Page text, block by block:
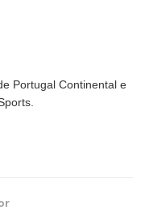
Portugal Continental e